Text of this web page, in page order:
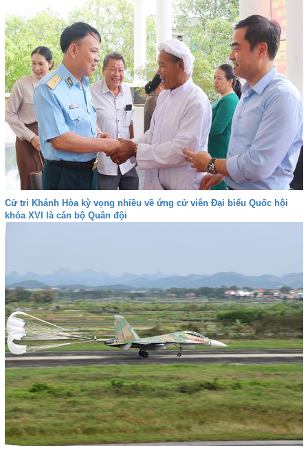
Cử tri Khánh Hòa kỳ vọng nhiều về ứng cử viên Đại biểu Quốc hội
khóa XVI là cán bộ Quân đội